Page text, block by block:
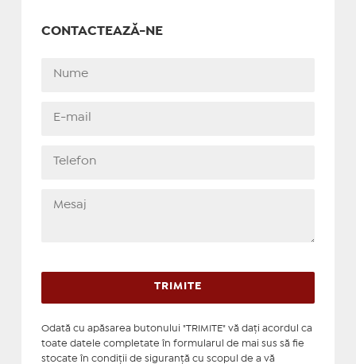
CONTACTEAZĂ-NE
Odată cu apăsarea butonului "TRIMITE" vă daţi acordul ca
toate datele completate în formularul de mai sus să fie
stocate în condiţii de siguranţă cu scopul de a vă